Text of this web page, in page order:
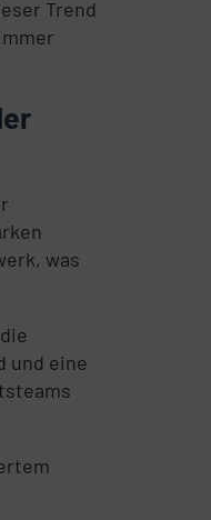
Trend
was
und eine